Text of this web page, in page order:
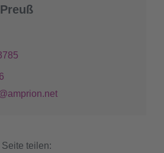
Seite teilen: